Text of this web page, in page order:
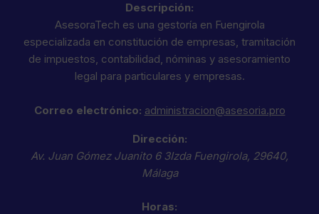
Descripción:
AsesoraTech es una gestoría en Fuengirola
especializada en constitución de empresas, tramitación
de impuestos, contabilidad, nóminas y asesoramiento
legal para particulares y empresas.
Correo electrónico: administracion@asesoria.pro
Dirección:
Av. Juan Gómez Juanito 6 3Izda Fuengirola, 29640,
Málaga
Horas: